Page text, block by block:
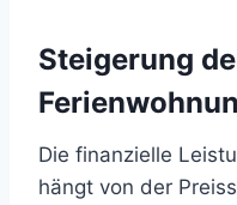
Steigerung
Die finanzielle
hängt von der